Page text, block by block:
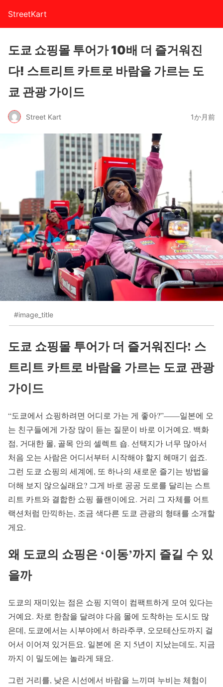
StreetKart
도쿄 쇼핑몰 투어가 10배 더 즐거워진
다! 스트리트 카트로 바람을 가르는 도
쿄 관광 가이드
Street Kart 1か月前
#image_title
도쿄 쇼핑몰 투어가 더 즐거워진다! 스
트리트 카트로 바람을 가르는 도쿄 관광
가이드
“도쿄에서 쇼핑하려면 어디로 가는 게 좋아?”——일본에 오
는 친구들에게 가장 많이 듣는 질문이 바로 이거예요. 백화
점, 거대한 몰, 골목 안의 셀렉트 숍. 선택지가 너무 많아서
처음 오는 사람은 어디서부터 시작해야 할지 헤매기 쉽죠.
그런 도쿄 쇼핑의 세계에, 또 하나의 새로운 즐기는 방법을
더해 보지 않으실래요? 그게 바로 공공 도로를 달리는 스트
리트 카트와 결합한 쇼핑 플랜이에요. 거리 그 자체를 어트
랙션처럼 만끽하는, 조금 색다른 도쿄 관광의 형태를 소개할
게요.
왜 도쿄의 쇼핑은 ‘이동’까지 즐길 수 있
을까
도쿄의 재미있는 점은 쇼핑 지역이 컴팩트하게 모여 있다는
거예요. 차로 한참을 달려야 다음 몰에 도착하는 도시도 많
은데, 도쿄에서는 시부야에서 하라주쿠, 오모테산도까지 걸
어서 이어져 있거든요. 일본에 온 지 5년이 지났는데도, 지금
까지 이 밀도에는 놀라게 돼요.
그런 거리를, 낮은 시선에서 바람을 느끼며 누비는 체험이